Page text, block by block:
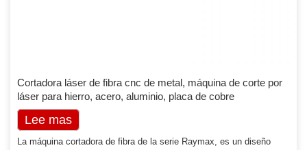
Cortadora láser de fibra cnc de metal, máquina de corte por
láser para hierro, acero, aluminio, placa de cobre
Lee mas
La máquina cortadora de fibra de la serie Raymax, es un diseño